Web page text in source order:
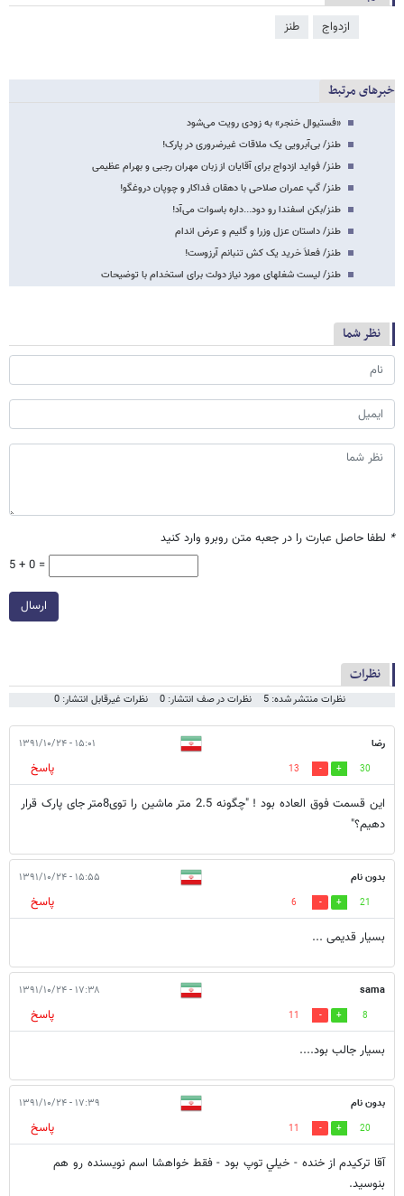
ازدواج طنز
خبرهای مرتبط
«فستیوال خنجر» به زودی رویت می‌شود
طنز/ بی‌آبرویی یک ملاقات غیرضروری در پارک!
طنز/ فواید ازدواج برای آقایان از زبان مهران رجبی و بهرام عظیمی
طنز/ گپ عمران صلاحی با دهقان فداکار و چوپان دروغگو!
طنز/بکن اسفندا رو دود...داره باسوات می‌آد!
طنز/ داستان عزل وزرا و گلیم و عرض اندام
طنز/ فعلاَ خرید یک کش تنبانم آرزوست!
طنز/ لیست شغل​های مورد نیاز دولت برای استخدام با توضیحات
نظر شما
* لطفا حاصل عبارت را در جعبه متن روبرو وارد کنید
5 + 0 =
ارسال
نظرات
نظرات منتشر شده: 5 نظرات در صف انتشار: 0 نظرات غیرقابل انتشار: 0
رضا ۱۵:۰۱ - ۱۳۹۱/۱۰/۲۴
30
13
پاسخ
اين قسمت فوق العاده بود ! "چگونه 2.5 متر ماشین را توی8متر جای پارک قرار
دهیم؟"
بدون نام ۱۵:۵۵ - ۱۳۹۱/۱۰/۲۴
21
6
پاسخ
بسیار قدیمی ...
sama ۱۷:۳۸ - ۱۳۹۱/۱۰/۲۴
8
11
پاسخ
بسیار جالب بود....
بدون نام ۱۷:۳۹ - ۱۳۹۱/۱۰/۲۴
20
11
پاسخ
آقا تركيدم از خنده - خيلي توپ بود - فقط خواهشا اسم نويسنده رو هم
بنوسيد.